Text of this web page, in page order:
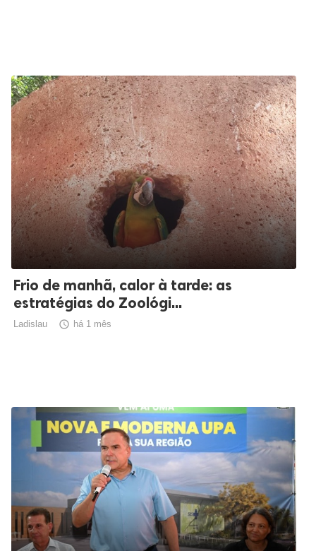
Frio de manhã, calor à tarde: as
estratégias do Zoológi...
Ladislau  há 1 mês